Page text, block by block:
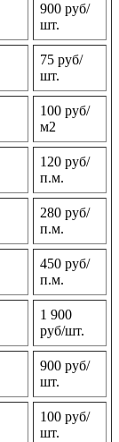
900 руб/
шт.
75 руб/
шт.
100 руб/
м2
120 руб/
п.м.
280 руб/
п.м.
450 руб/
п.м.
1 900
руб/шт.
900 руб/
шт.
100 руб/
шт.